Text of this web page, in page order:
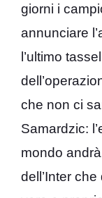
giorni i
annunciare
l’ultimo
che non ci
Samardzic:
mondo
dell’Inter